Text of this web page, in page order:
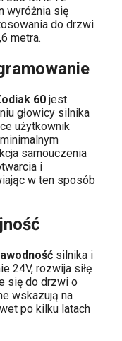
wyróżnia się
do drzwi
metra.
60 jest
głowicy silnika
użytkownik
samouczenia
i
w ten sposób
silnika i
24V, rozwija siłę
się do drzwi o
wskazują na
po kilku latach